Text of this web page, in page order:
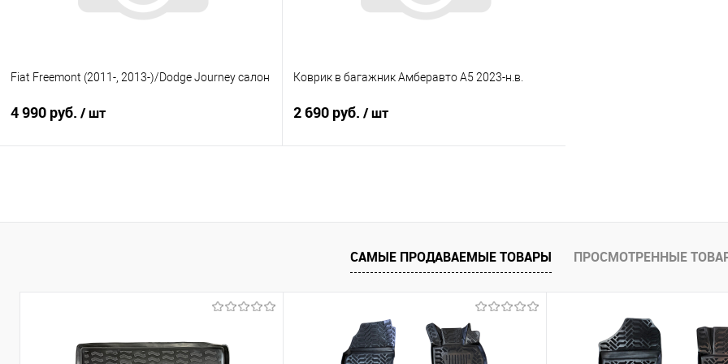
Fiat Freemont (2011-, 2013-)/Dodge Journey салон
4 990 руб. / шт
Купить в 1 клик
Сравнение
Коврик в багажник Амберавто A5 2023-н.в.
2 690 руб. / шт
Купить в 1 клик
Сравнение
В избранное
Под заказ
САМЫЕ ПРОДАВАЕМЫЕ ТОВАРЫ ПРОСМОТРЕННЫЕ